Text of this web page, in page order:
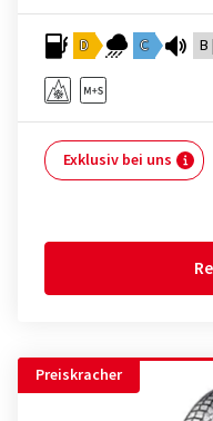
D C B
Exklusiv bei uns
Preiskracher